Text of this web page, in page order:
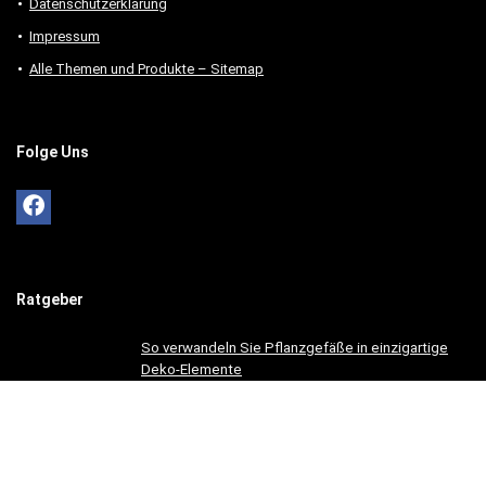
Datenschutzerklärung
Impressum
Alle Themen und Produkte – Sitemap
Folge Uns
Ratgeber
So verwandeln Sie Pflanzgefäße in einzigartige
Deko-Elemente